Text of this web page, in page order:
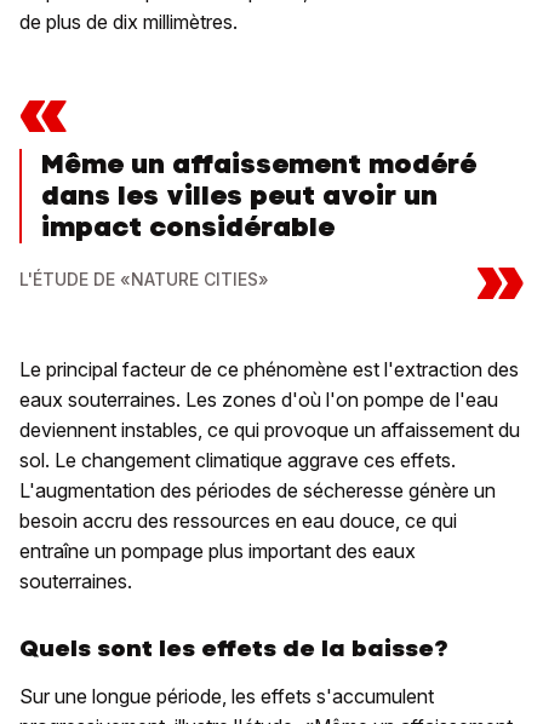
de plus de dix millimètres.
«
Même un affaissement modéré
dans les villes peut avoir un
impact considérable
L'ÉTUDE DE «NATURE CITIES» »
Le principal facteur de ce phénomène est l'extraction des
eaux souterraines. Les zones d'où l'on pompe de l'eau
deviennent instables, ce qui provoque un affaissement du
sol. Le changement climatique aggrave ces effets.
L'augmentation des périodes de sécheresse génère un
besoin accru des ressources en eau douce, ce qui
entraîne un pompage plus important des eaux
souterraines.
Quels sont les effets de la baisse?
Sur une longue période, les effets s'accumulent